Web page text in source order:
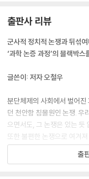
합조단의 채증, 분석, 실험, 데
실험과 분석: 세 물질 성분의 ‘
법과학과 개별성의 입증
EDS, XRD 데이터의 성격
- XRD 데이터에 대한 의문
- EDS 데이터에 대한 의문
양판석, 정기영의 검증: 산소
- 양판석의 물질 동정
- 정기영의 물질 동정
예측과 믿음, 그리고 이를 확
과정을 생략하거나 축소함으
러나는 현상에 대해 사후적으
동조사단의 과학 실행이 적
에 대응하는 방식, 즉 한국사
이해하고자 할 때 몇 가지 특
학적 의문들이 대부
분 일정한 형식과 합의를 갖
증될 수 있는 것들이라는
출판사 리뷰
군사적 정치적 논쟁과 뒤섞
‘과학 논증 과정’의 블랙박스
글쓴이: 저자 오철우
분단체제의 사회에서 벌어
던 천안함 침몰원인 논쟁. 우
으면서도, 그 논쟁은 있는 듯
또한 불편한 논쟁으로 여겨
기억의 한 구석을 차지하고
이 책 『천안함의 과학 블랙
출